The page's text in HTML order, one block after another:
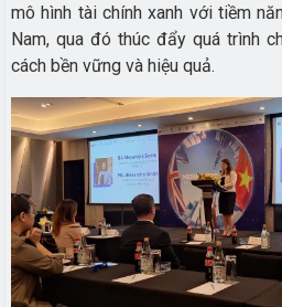
mô hình tài chính xanh với tiềm
Nam, qua đó thúc đẩy quá trình
cách bền vững và hiệu quả.